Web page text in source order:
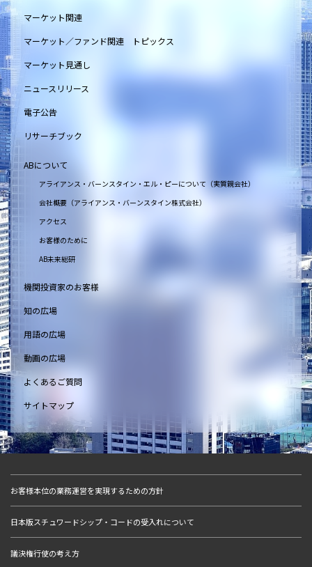
マーケット関連
マーケット／ファンド関連 トピックス
マーケット見通し
ニュースリリース
電子公告
リサーチブック
ABについて
アライアンス・バーンスタイン・エル・ピーについて（実質親会社）
会社概要（アライアンス・バーンスタイン株式会社）
アクセス
お客様のために
AB未来総研
機関投資家のお客様
知の広場
用語の広場
動画の広場
よくあるご質問
サイトマップ
お客様本位の業務運営を実現するための方針
日本版スチュワードシップ・コードの受入れについて
議決権行使の考え方